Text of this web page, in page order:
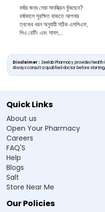
বর্ষার জন্য সেরা সানস্ক্রিন খুঁজছেন?
বর্ষাকালে সুরক্ষিত থাকতে আপনার
ত্বকের ধরন অনুযায়ী সঠিক এসপিএফ,
পিএ রেটিং এবং সানস্...
Disclaimer : Zeelab Pharmacy provides
Always consult a qualified doctor before
Quick Links
About us
Open Your Pharmacy
Careers
FAQ'S
Help
Blogs
Salt
Store Near Me
Our Policies